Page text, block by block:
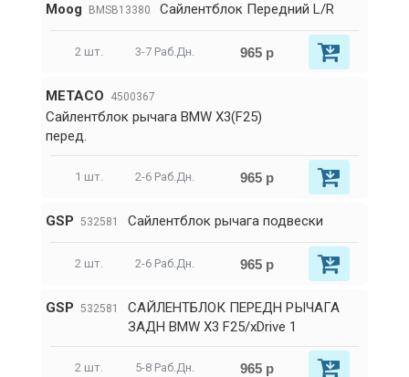
Moog BMSB13380 Сайлентблок Передний L/R
2 шт. 3-7 Раб.Дн. 965 р
METACO 4500367
Сайлентблок рычага BMW X3(F25)
перед.
1 шт. 2-6 Раб.Дн. 965 р
GSP 532581 Сайлентблок рычага подвески
2 шт. 2-6 Раб.Дн. 965 р
GSP 532581
САЙЛЕНТБЛОК ПЕРЕДН РЫЧАГА
ЗАДН BMW X3 F25/xDrive 1
2 шт. 5-8 Раб.Дн. 965 р